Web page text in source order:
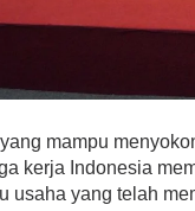
mampu
kerja Indonesia
usaha yang telah